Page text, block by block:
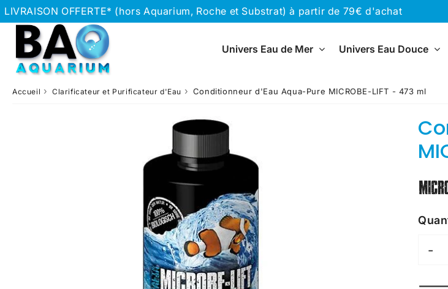
LIVRAISON OFFERTE* (hors Aquarium, Roche et Substrat) à partir de 79€ d'achat
Univers Eau de Mer Univers Eau Douce
Accueil › Clarificateur et Purificateur d'Eau › Conditionneur d'Eau Aqua-Pure MICROBE-LIFT - 473 ml
-